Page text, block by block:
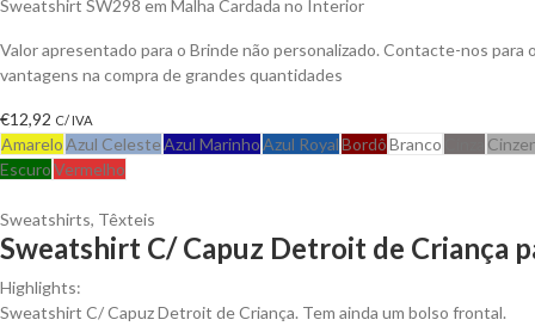
Sweatshirt SW298 em Malha Cardada no Interior
Valor apresentado para o Brinde não personalizado. Contacte-nos para
vantagens na compra de grandes quantidades
€12,92 C/ IVA
AmareloAzul CelesteAzul MarinhoAzul RoyalBordôBranco
EscuroVermelho
Sweatshirts, Têxteis
Sweatshirt C/ Capuz Detroit de Criança
Highlights:
Sweatshirt C/ Capuz Detroit de Criança. Tem ainda um bolso frontal.